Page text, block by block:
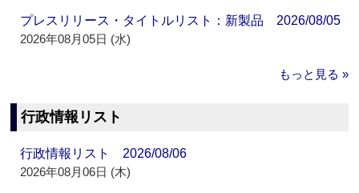
プレスリリース・タイトルリスト：新製品 2026/08/05
2026年08月05日 (水)
もっと見る »
行政情報リスト
行政情報リスト 2026/08/06
2026年08月06日 (木)